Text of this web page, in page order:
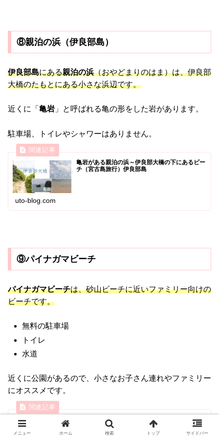
⑧親泊の浜（伊良部島）
伊良部島にある親泊の浜（おやどまりのはま）は、伊良部
大橋のたもとにある小さな浜辺です。
近くに「 亀岩 」と呼ばれる亀の形をした岩があります。
駐車場、トイレやシャワーはありません。
亀岩がある親泊の浜～伊良部大橋の下にあるビー
チ（宮古島旅行）伊良部島
uto-blog.com
⑨パイナガマビーチ
パイナガマビーチは、砂山ビーチに近いファミリー向けの
ビーチです。
無料の駐車場
トイレ
水道
近くに公園があるので、小さなお子さん連れやファミリー
にオススメです。
小さな子供連れ・ファミリーに人気の「パイナガ
マビーチ」散歩にもおすすめ（宮古島）
メニュー ホーム 検索 トップ サイドバー